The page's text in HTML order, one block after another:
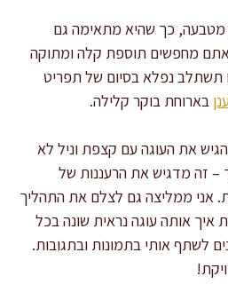
מטבעה, כך שהיא מתאימה גם
אתם מחפשים תוספת קלה ומתוקה
תשתלב נפלא בסיום של תפריט
בארוחת בוקר קלילה.
את העוגה עם קצפת וניל לא
– זה מדגיש את הרעננות של
אני ממליצה גם לצלם את התהליך
אותה עוגה נראית שונה בכל
לשתף אותי בתמונות ובתגובות.